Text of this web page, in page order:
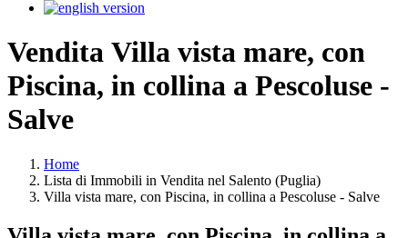
Vendita Villa vista mare, con
Piscina, in collina a Pescoluse -
Salve
Home
Lista di Immobili in Vendita nel Salento (Puglia)
Villa vista mare, con Piscina, in collina a Pescoluse - Salve